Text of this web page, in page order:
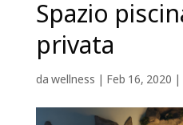
Spazio
privata
dawellness | Feb 16, 2020 |